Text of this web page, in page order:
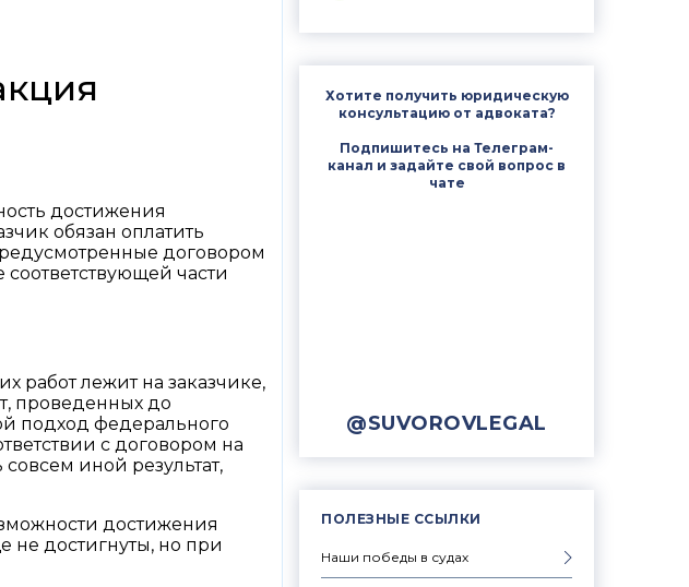
Хотите получить юридическую
консультацию от адвоката?
Подпишитесь на Телеграм-
канал и задайте свой вопрос в
чате
@SUVOROVLEGAL
ПОЛЕЗНЫЕ ССЫЛКИ
Наши победы в судах
достижения
обязан оплатить
договором
части
работ лежит на заказчике,
проведенных до
подход федерального
с договором на
иной результат,
достижения
не достигнуты, но при